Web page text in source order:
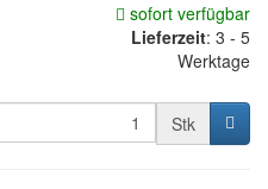
sofort verfügbar
Lieferzeit: 3 - 5
Werktage
Stk